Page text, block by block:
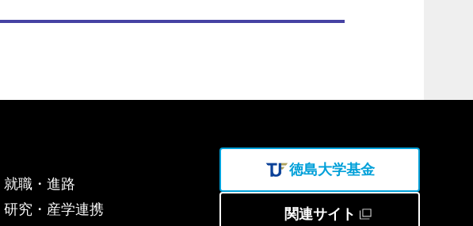
就職・進路
研究・産学連携
徳島大学基金
関連サイト